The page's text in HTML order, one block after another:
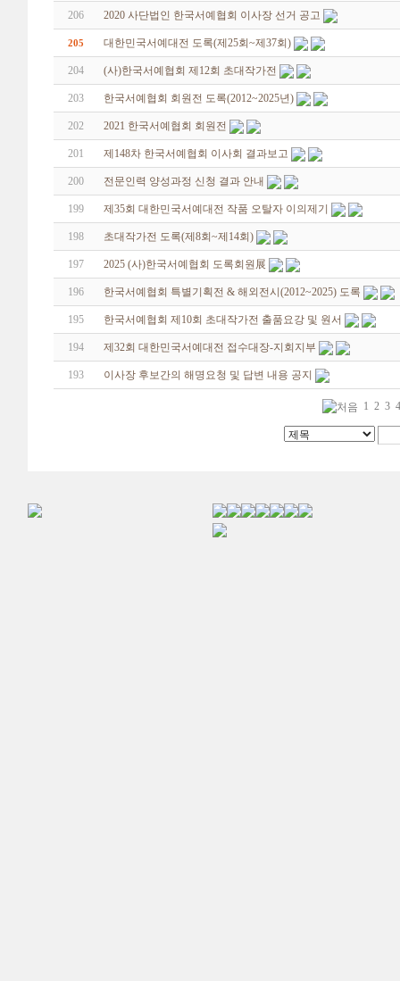
206 2020 사단법인 한국서예협회 이사장 선거 공고
205 대한민국서예대전 도록(제25회~제37회)
204 (사)한국서예협회 제12회 초대작가전
203 한국서예협회 회원전 도록(2012~2025년)
202 2021 한국서예협회 회원전
201 제148차 한국서예협회 이사회 결과보고
200 전문인력 양성과정 신청 결과 안내
199 제35회 대한민국서예대전 작품 오탈자 이의제기
198 초대작가전 도록(제8회~제14회)
197 2025 (사)한국서예협회 도록회원展
196 한국서예협회 특별기획전 & 해외전시(2012~2025) 도록
195 한국서예협회 제10회 초대작가전 출품요강 및 원서
194 제32회 대한민국서예대전 접수대장-지회지부
193 이사장 후보간의 해명요청 및 답변 내용 공지
1 2 3 4